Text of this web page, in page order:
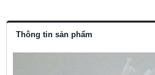
Thông tin sản phẩm